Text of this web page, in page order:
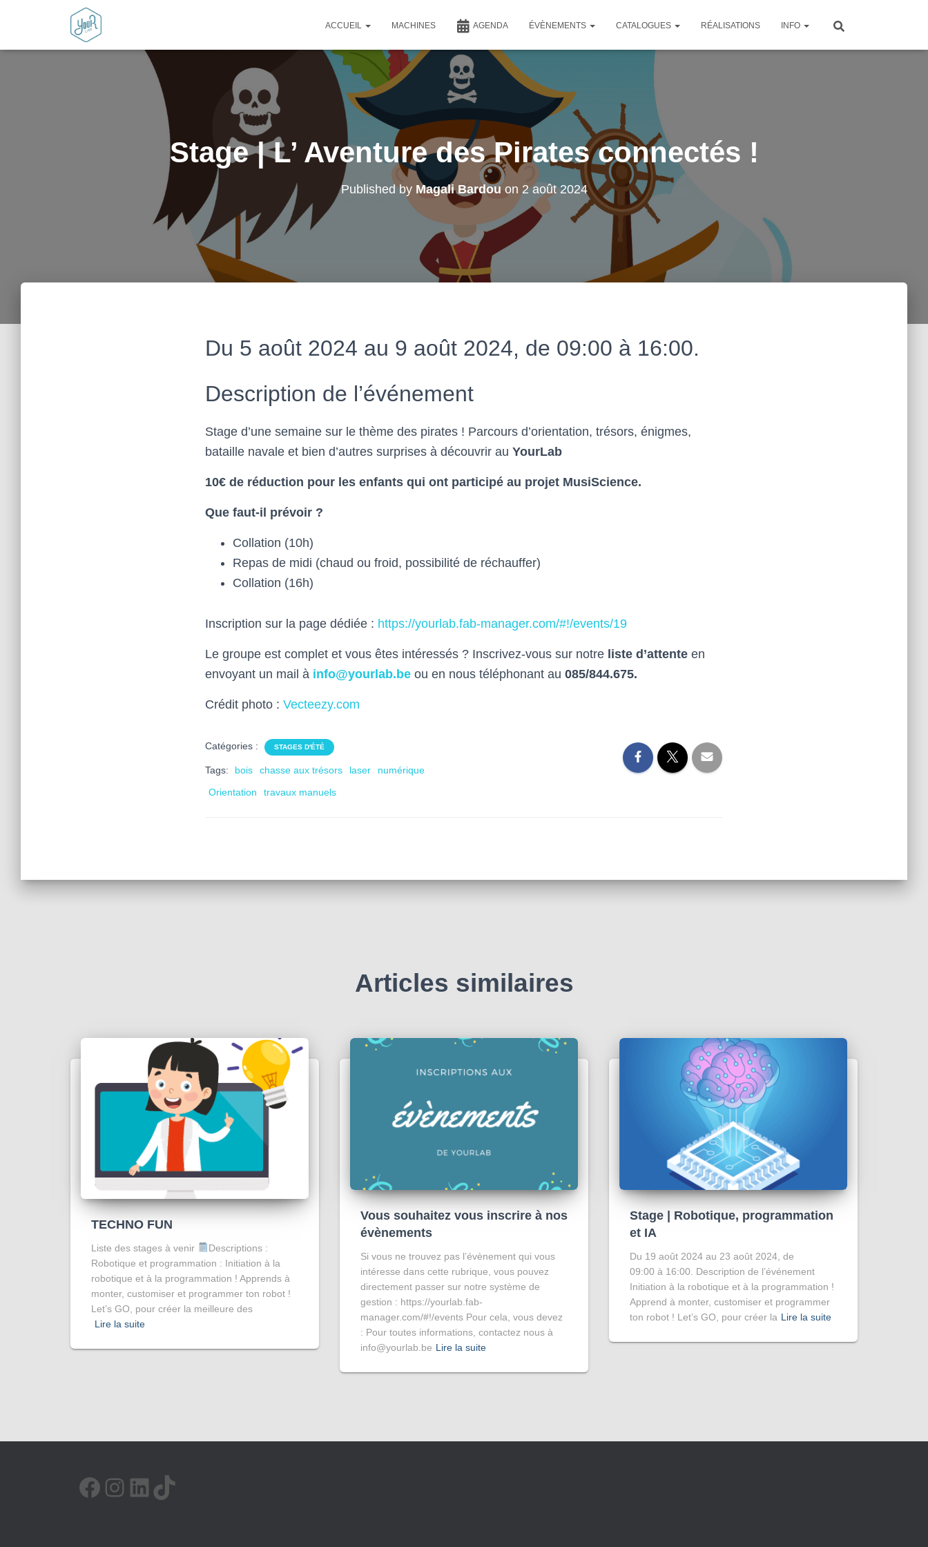
ACCUEIL MACHINES AGENDA ÉVÈNEMENTS CATALOGUES RÉALISATIONS INFO
Stage | L’ Aventure des Pirates connectés !
Published by Magali Bardouon 2 août 2024
Du 5 août 2024 au 9 août 2024, de 09:00 à 16:00.
Description de l’événement
Stage d’une semaine sur le thème des pirates ! Parcours d’orientation, trésors, énigmes,
bataille navale et bien d’autres surprises à découvrir au YourLab
10€ de réduction pour les enfants qui ont participé au projet MusiScience.
Que faut-il prévoir ?
Collation (10h)
Repas de midi (chaud ou froid, possibilité de réchauffer)
Collation (16h)
Inscription sur la page dédiée : https://yourlab.fab-manager.com/#!/events/19
Le groupe est complet et vous êtes intéressés ? Inscrivez-vous sur notre liste d’attente en
envoyant un mail à info@yourlab.be ou en nous téléphonant au 085/844.675.
Crédit photo : Vecteezy.com
Catégories : STAGES D'ÉTÉ
Tags: bois chasse aux trésors laser
numérique
Orientation
travaux manuels
Articles similaires
TECHNO FUN
Liste des stages à venir
Descriptions :
Robotique et programmation : Initiation à la
robotique et à la programmation ! Apprends à
monter, customiser et programmer ton robot !
Let’s GO, pour créer la meilleure des
Lire la suite
Vous souhaitez vous inscrire à nos
évènements
Si vous ne trouvez pas l’évènement qui vous
intéresse dans cette rubrique, vous pouvez
directement passer sur notre système de
gestion : https://yourlab.fab-
manager.com/#!/events Pour cela, vous devez
: Pour toutes informations, contactez nous à
info@yourlab.be Lire la suite
Stage | Robotique, programmation
et IA
Du 19 août 2024 au 23 août 2024, de
09:00 à 16:00. Description de l’événement
Initiation à la robotique et à la programmation !
Apprend à monter, customiser et programmer
ton robot ! Let’s GO, pour créer la Lire la suite
FACEBOOK INSTAGRAM LINKEDIN